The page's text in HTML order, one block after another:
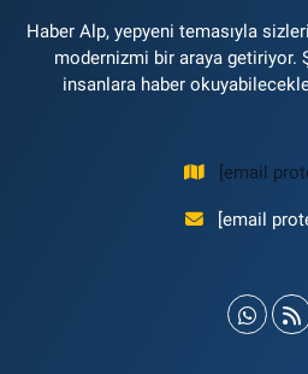
Haber Alp, yepyeni temasıyla
modernizmi bir araya getiriyor.
insanlara haber
[email
[email